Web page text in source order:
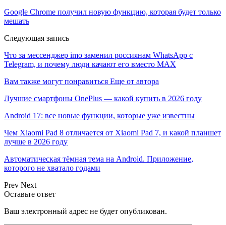
Google Chrome получил новую функцию, которая будет только
мешать
Следующая запись
Что за мессенджер imo заменил россиянам WhatsApp с
Telegram, и почему люди качают его вместо MAX
Вам также могут понравиться Еще от автора
Лучшие смартфоны OnePlus — какой купить в 2026 году
Android 17: все новые функции, которые уже известны
Чем Xiaomi Pad 8 отличается от Xiaomi Pad 7, и какой планшет
лучше в 2026 году
Автоматическая тёмная тема на Android. Приложение,
которого не хватало годами
Prev Next
Оставьте ответ
Ваш электронный адрес не будет опубликован.